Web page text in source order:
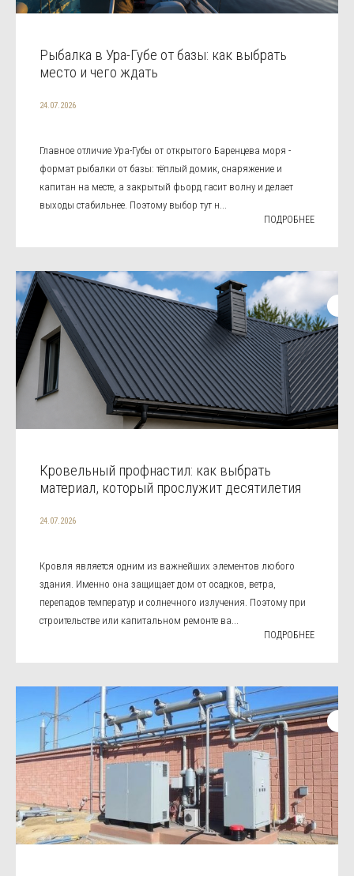
Рыбалка в Ура-Губе от базы: как выбрать
место и чего ждать
24.07.2026
Главное отличие Ура-Губы от открытого Баренцева моря -
формат рыбалки от базы: тёплый домик, снаряжение и
капитан на месте, а закрытый фьорд гасит волну и делает
выходы стабильнее. Поэтому выбор тут н...
ПОДРОБНЕЕ
Кровельный профнастил: как выбрать
материал, который прослужит десятилетия
24.07.2026
Кровля является одним из важнейших элементов любого
здания. Именно она защищает дом от осадков, ветра,
перепадов температур и солнечного излучения. Поэтому при
строительстве или капитальном ремонте ва...
ПОДРОБНЕЕ